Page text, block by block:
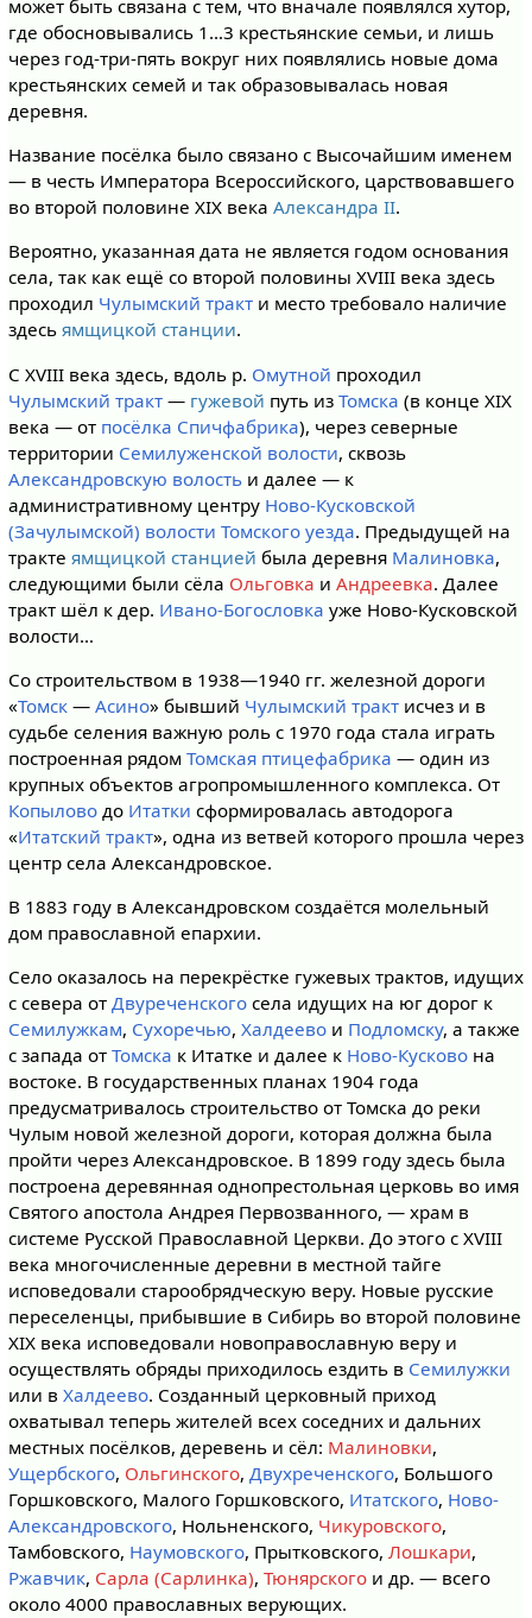
может быть связана с тем, что вначале появлялся хутор,
где обосновывались 1…3 крестьянские семьи, и лишь
через год-три-пять вокруг них появлялись новые дома
крестьянских семей и так образовывалась новая
деревня.
Название посёлка было связано с Высочайшим именем
— в честь Императора Всероссийского, царствовавшего
во второй половине XIX века Александра II.
Вероятно, указанная дата не является годом основания
села, так как ещё со второй половины XVIII века здесь
проходил Чулымский тракти место требовало наличие
здесь ямщицкой станции.
С XVIII века здесь, вдоль р. Омутной проходил
Чулымский тракт— гужевой путь из Томска (в конце XIX
века — от посёлка Спичфабрика), через северные
территории Семилуженской волости, сквозь
Александровскую волостьи далее — к
административному центру Ново-Кусковской
(Зачулымской) волости Томского уезда. Предыдущей на
тракте ямщицкой станцией была деревня Малиновка,
следующими были сёла Ольговка и Андреевка. Далее
тракт шёл к дер. Ивано-Богословка уже Ново-Кусковской
волости…
Со строительством в 1938—1940 гг. железной дороги
«Томск— Асино» бывший Чулымский трактисчез и в
судьбе селения важную роль с 1970 года стала играть
построенная рядом Томская птицефабрика — один из
крупных объектов агропромышленного комплекса. От
Копыловодо Итатки сформировалась автодорога
«Итатский тракт», одна из ветвей которого прошла через
центр села Александровское.
В 1883 году в Александровском создаётся молельный
дом православной епархии.
Село оказалось на перекрёстке гужевых трактов, идущих
с севера от Двуреченскогосела идущих на юг дорог к
Семилужкам, Сухоречью, Халдеевои Подломску, а также
с запада от Томска к Итатке и далее к Ново-Кусковона
востоке. В государственных планах 1904 года
предусматривалось строительство от Томска до реки
Чулым новой железной дороги, которая должна была
пройти через Александровское. В 1899 году здесь была
построена деревянная однопрестольная церковь во имя
Святого апостола Андрея Первозванного, — храм в
системе Русской Православной Церкви. До этого с XVIII
века многочисленные деревни в местной тайге
исповедовали старообрядческую веру. Новые русские
переселенцы, прибывшие в Сибирь во второй половине
XIX века исповедовали новоправославную веру и
осуществлять обряды приходилось ездить в Семилужки
или в Халдеево. Созданный церковный приход
охватывал теперь жителей всех соседних и дальних
местных посёлков, деревень и сёл: Малиновки,
Ущербского, Ольгинского, Двухреченского, Большого
Горшковского, Малого Горшковского, Итатского, Ново-
Александровского, Нольненского, Чикуровского,
Тамбовского, Наумовского, Прытковского, Лошкари,
Ржавчик, Сарла (Сарлинка), Тюнярскогои др. — всего
около 4000 православных верующих.